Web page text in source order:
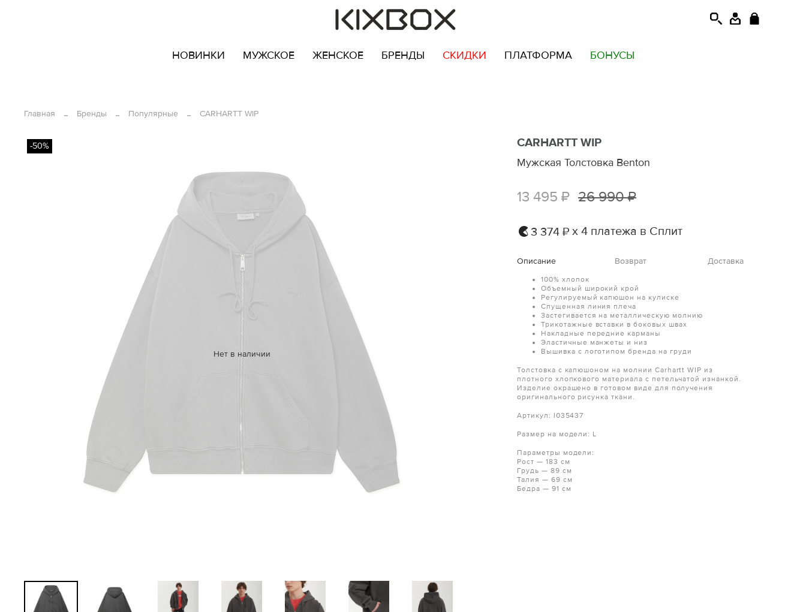
НОВИНКИ МУЖСКОЕ ЖЕНСКОЕ БРЕНДЫ СКИДКИ ПЛАТФОРМА БОНУСЫ
Главная Бренды Популярные CARHARTT WIP
Нет в наличии
-50% CARHARTT WIP
Мужская Толстовка Benton
13 495 ₽ 26 990 ₽
3 374 ₽ х 4 платежа в Сплит
Описание Возврат Доставка
100% хлопок
Объемный широкий крой
Регулируемый капюшон на кулиске
Спущенная линия плеча
Застегивается на металлическую молнию
Трикотажные вставки в боковых швах
Накладные передние карманы
Эластичные манжеты и низ
Вышивка с логотипом бренда на груди
Толстовка с капюшоном на молнии Carhartt WIP из
плотного хлопкового материала с петельчатой изнанкой.
Изделие окрашено в готовом виде для получения
оригинального рисунка ткани.
Артикул: I035437
Размер на модели: L
Параметры модели:
Рост — 183 см
Грудь — 89 см
Талия — 69 см
Бедра — 91 см